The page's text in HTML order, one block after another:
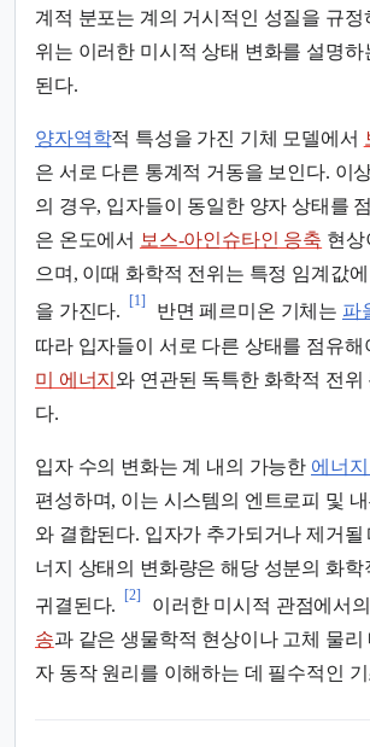
계적 분포는 계의 거시적인 성질을 규정
위는 이러한 미시적 상태 변화를 설명하
된다.
양자역학적 특성을 가진 기체 모델에서
은 서로 다른 통계적 거동을 보인다. 이
의 경우, 입자들이 동일한 양자 상태를
은 온도에서 보스-아인슈타인 응축 현상
으며, 이때 화학적 전위는 특정 임계값
을 가진다.
[1]
반면 페르미온 기체는 파
따라 입자들이 서로 다른 상태를 점유해
미 에너지 와 연관된 독특한 화학적 전위
다.
입자 수의 변화는 계 내의 가능한 에너지
편성하며, 이는 시스템의 엔트로피 및
와 결합된다. 입자가 추가되거나 제거될
너지 상태의 변화량은 해당 성분의 화학
귀결된다.
[2]
이러한 미시적 관점에서
송과 같은 생물학적 현상이나 고체 물리
자 동작 원리를 이해하는 데 필수적인